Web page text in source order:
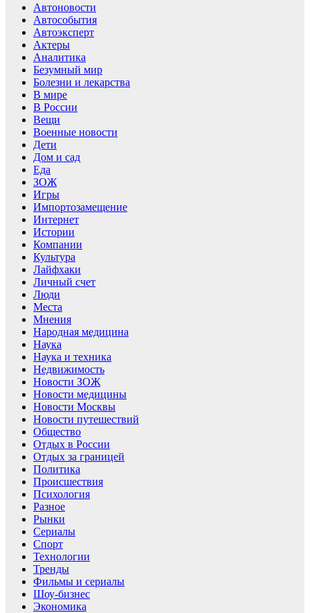
Автоновости
Автособытия
Автоэксперт
Актеры
Аналитика
Безумный мир
Болезни и лекарства
В мире
В России
Вещи
Военные новости
Дети
Дом и сад
Еда
ЗОЖ
Игры
Импортозамещение
Интернет
Истории
Компании
Культура
Лайфхаки
Личный счет
Люди
Места
Мнения
Народная медицина
Наука
Наука и техника
Недвижимость
Новости ЗОЖ
Новости медицины
Новости Москвы
Новости путешествий
Общество
Отдых в России
Отдых за границей
Политика
Происшествия
Психология
Разное
Рынки
Сериалы
Спорт
Технологии
Тренды
Фильмы и сериалы
Шоу-бизнес
Экономика